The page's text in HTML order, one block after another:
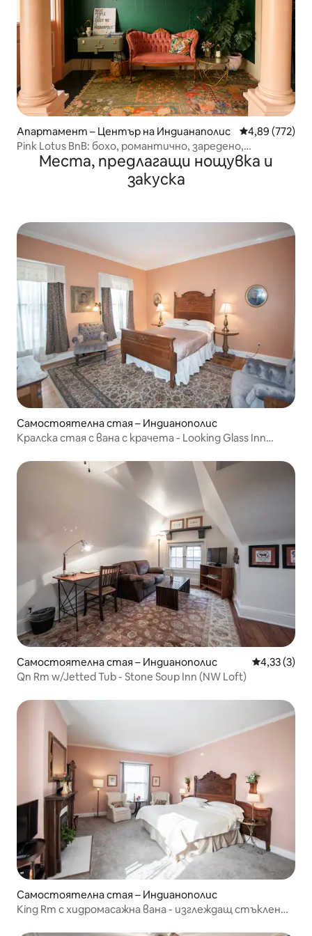
Апартамент – Център на Индианаполис Средна
4,89 (772)
Pink Lotus BnB: бохо, романтично, заредено,
*местоположение
Места, предлагащи нощувка и
закуска
Самостоятелна стая – Индианополис
Кралска стая с вана с крачета - Looking Glass Inn
Самостоятелна стая – Индианополис Средна
4,33 (3)
Qn Rm w/Jetted Tub - Stone Soup Inn (NW Loft)
Самостоятелна стая – Индианополис
King Rm с хидромасажна вана - изглеждащ стъклен